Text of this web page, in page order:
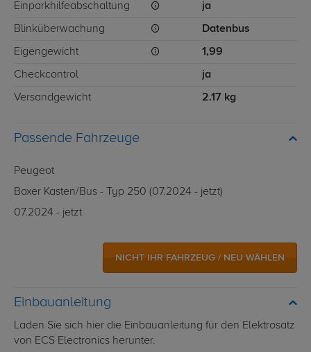
Einparkhilfeabschaltung ja
Blinküberwachung Datenbus
Eigengewicht 1,99
Checkcontrol ja
Versandgewicht 2.17 kg
Passende Fahrzeuge
Peugeot
Boxer Kasten/Bus - Typ 250 (07.2024 - jetzt)
07.2024 - jetzt
NICHT IHR FAHRZEUG / NEU WÄHLEN
Einbauanleitung
Laden Sie sich hier die Einbauanleitung für den Elektrosatz
von ECS Electronics herunter.